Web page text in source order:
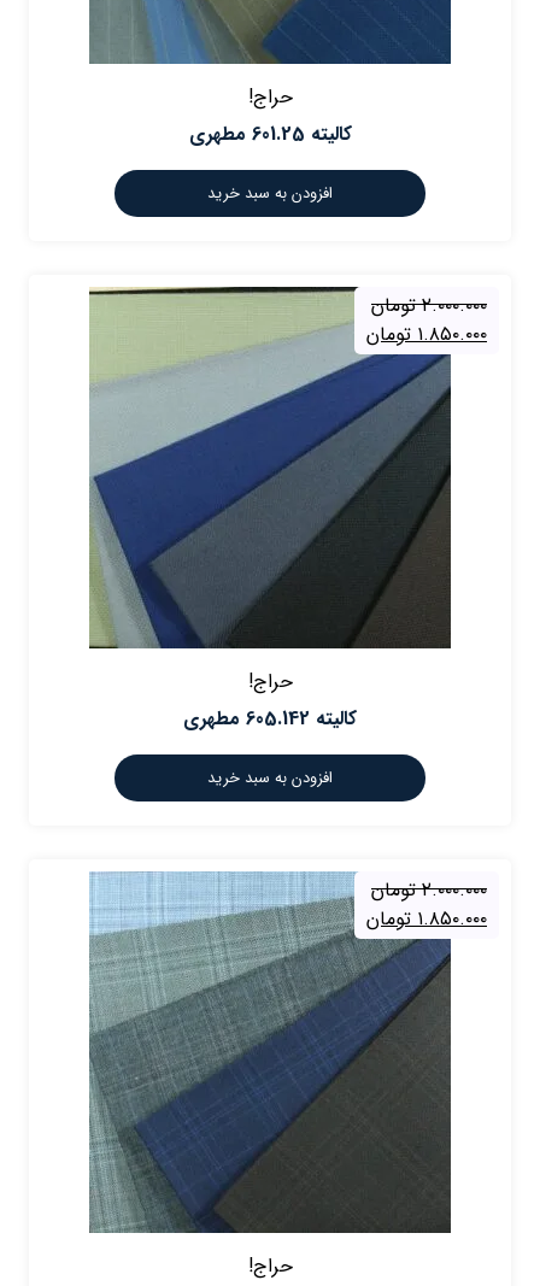
حراج!
كاليته 601.25 مطهری
افزودن به سبد خرید
۲.۰۰۰.۰۰۰ تومان
۱.۸۵۰.۰۰۰ تومان
حراج!
كاليته 605.142 مطهری
افزودن به سبد خرید
۲.۰۰۰.۰۰۰ تومان
۱.۸۵۰.۰۰۰ تومان
حراج!